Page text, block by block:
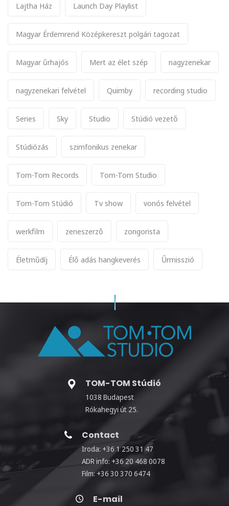
Lajtha Ház Launch Day Playlist
Magyar Érdemrend Középkereszt polgári tagozat
Magyar űrhajós Mert az élet szép nagyzenekar
nagyzenekari felvétel Quimby recording studio
Series Sky Studio Stúdió vezető
Stúdiózás szimfonikus zenekar
Tom-Tom Records Tom-Tom Studio
Tom-Tom Stúdió Tv show vonós felvétel
werkfilm zeneszerző zongorista
Életműdíj Élő adás hangkeverés Űrmisszió
TOM-TOM Stúdió
1038 Budapest
Rókahegyi út 25.
Contact
Iroda: +36 1 250 31 47
ADR info: +36 20 468 0078
Film: +36 30 370 6474
E-mail